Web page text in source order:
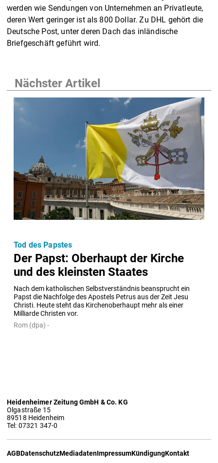
werden wie Sendungen von Unternehmen an Privatleute,
deren Wert geringer ist als 800 Dollar. Zu DHL gehört die
Deutsche Post, unter deren Dach das inländische
Briefgeschäft geführt wird.
Nächster Artikel
Der Papst: Oberhaupt der Kirche
und des kleinsten Staates
Nach dem katholischen Selbstverständnis beansprucht ein
Papst die Nachfolge des Apostels Petrus aus der Zeit Jesu
Christi. Heute steht das Kirchenoberhaupt mehr als einer
Milliarde Christen vor.
Tod des Papstes
Rom (dpa) -
Heidenheimer Zeitung GmbH & Co. KG
Olgastraße 15
89518 Heidenheim
Tel: 07321 347-0
AGBDatenschutzMediadatenImpressumKündigungKontakt